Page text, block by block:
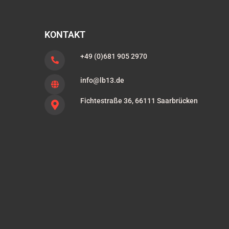
KONTAKT
+49 (0)681 905 2970
info@lb13.de
Fichtestraße 36, 66111 Saarbrücken